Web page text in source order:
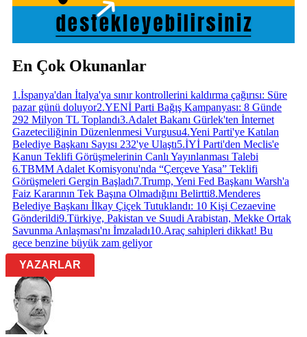
En Çok Okunanlar
1 .İspanya'dan İtalya'ya sınır kontrollerini kaldırma çağırısı: Süre
pazar günü doluyor2.YENİ Parti Bağış Kampanyası: 8 Günde
292 Milyon TL Toplandı3.Adalet Bakanı Gürlek'ten İnternet
Gazeteciliğinin Düzenlenmesi Vurgusu4.Yeni Parti'ye Katılan
Belediye Başkanı Sayısı 232'ye Ulaştı5.İYİ Parti'den Meclis'e
Kanun Teklifi Görüşmelerinin Canlı Yayınlanması Talebi
6.TBMM Adalet Komisyonu'nda “Çerçeve Yasa” Teklifi
Görüşmeleri Gergin Başladı7.Trump, Yeni Fed Başkanı Warsh'a
Faiz Kararının Tek Başına Olmadığını Belirtti8.Menderes
Belediye Başkanı İlkay Çiçek Tutuklandı: 10 Kişi Cezaevine
Gönderildi9.Türkiye, Pakistan ve Suudi Arabistan, Mekke Ortak
Savunma Anlaşması'nı İmzaladı10.Araç sahipleri dikkat! Bu
gece benzine büyük zam geliyor
YAZARLAR